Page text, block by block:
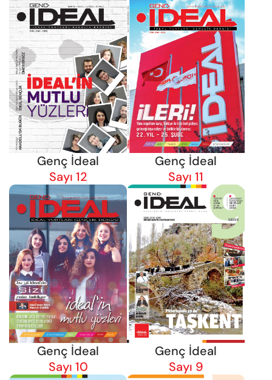
Genç İdeal
Sayı 12
Genç İdeal
Sayı 11
Genç İdeal
Sayı 10
Genç İdeal
Sayı 9